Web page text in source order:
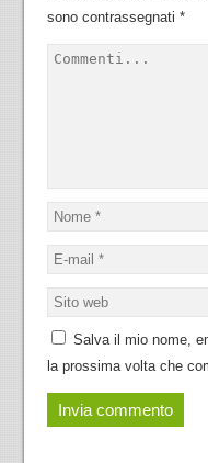
sono contrassegnati *
Salva il mio nome,
la prossima volta che